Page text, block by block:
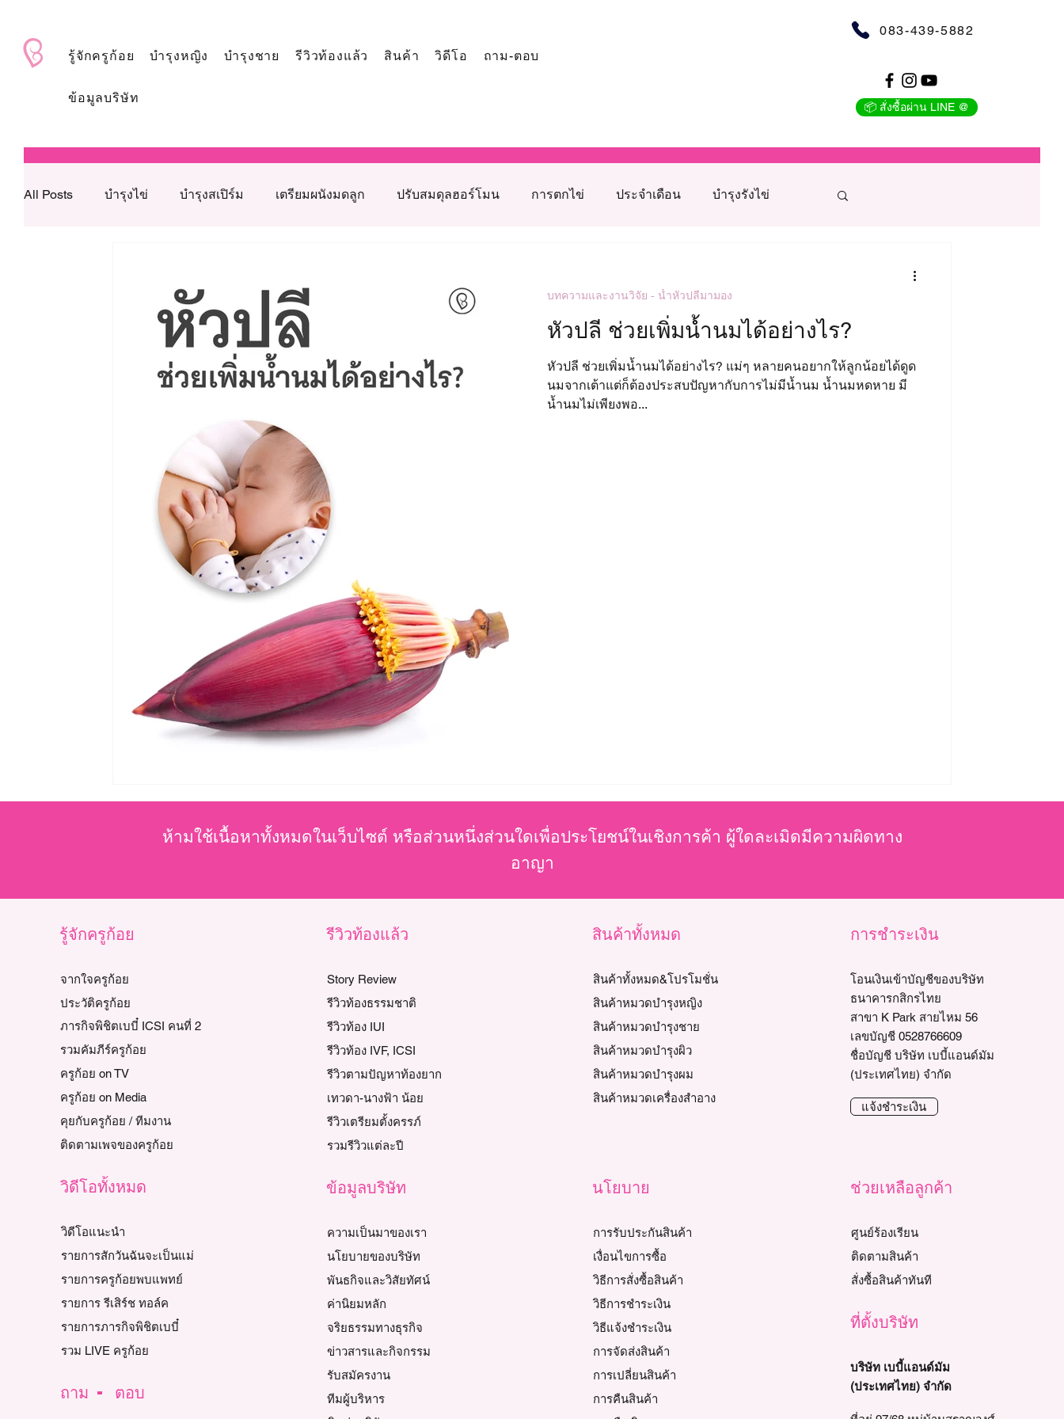
รู้จักครูก้อย บำรุงหญิง บำรุงชาย รีวิวท้องแล้ว สินค้า วิดีโอ ถาม-ตอบ
ข้อมูลบริษัท
083-439-5882
📦 สั่งซื้อผ่าน LINE @
All Posts บำรุงไข่ บำรุงสเปิร์ม เตรียมผนังมดลูก ปรับสมดุลฮอร์โมน การตกไข่ ประจำเดือน บำรุงรังไข่
วิตามินบำรุงเตรียมตั้งครรภ์ สาเหตุมีบุตรยากจากฝ่ายหญิง สาเหตุมีบุตรยากจากฝ่ายชาย บำรุงคนท้อง
บทความและงานวิจัย - OvaAll บทความและงานวิจัย - Ferty บทความและงานวิจัย - Ferta
บทความและงานวิจัย - น้ำมะกรูด SHOT งานวิจัย - น้ำมะกรูดครูก้อย 70%
บทความและงานวิจัย - Pure Green บทความและงานวิจัย - ดอกคำฝอยออแกนิค
งานวิจัย - ผ้าคอตตอน แฟลนเนล บทความและงานวิจัย - ขิงดำ
งานวิจัย - งาดำออแกนิคคั่วเตาถ่าน บทความและงานวิจัย - good-grain งานวิจัย - เมล็ดฟักทองออแกนิคอบ
หัวปลี ช่วยเพิ่มน้ำนมได้อย่างไร?
หัวปลี ช่วยเพิ่มน้ำนมได้อย่างไร? แม่ๆ หลายคนอยากให้ลูกน้อยได้ดูด
นมจากเต้าแต่ก็ต้องประสบปัญหากับการไม่มีน้ำนม น้ำนมหดหาย มี
น้ำนมไม่เพียงพอ...
บทความและงานวิจัย - น้ำหัวปลีมามอง
ห้ามใช้เนื้อหาทั้งหมดในเว็บไซต์ หรือส่วนหนึ่งส่วนใดเพื่อประโยชน์ในเชิงการค้า ผู้ใดละเมิดมีความผิดทาง
อาญา
รู้จักครูก้อย
จากใจครูก้อย
ประวัติครูก้อย
ภารกิจพิชิตเบบี๋ ICSI คนที่ 2
รวมคัมภีร์ครูก้อย
ครูก้อย on TV
ครูก้อย on Media
คุยกับครูก้อย / ทีมงาน
ติดตามเพจของครูก้อย
วิดีโอทั้งหมด
วิดีโอแนะนำ
รายการสักวันฉันจะเป็นแม่
รายการครูก้อยพบแพทย์
รายการ รีเสิร์ช ทอล์ค
รายการภารกิจพิชิตเบบี๋
รวม LIVE ครูก้อย
ถาม - ตอบ
รีวิวท้องแล้ว
Story Review
รีวิวท้องธรรมชาติ
รีวิวท้อง IUI
รีวิวท้อง IVF, ICSI
รีวิวตามปัญหาท้องยาก
เทวดา-นางฟ้า น้อย
รีวิวเตรียมตั้งครรภ์
รวมรีวิวแต่ละปี
ข้อมูลบริษัท
ความเป็นมาของเรา
นโยบายของบริษัท
พันธกิจและวิสัยทัศน์
ค่านิยมหลัก
จริยธรรมทางธุรกิจ
ข่าวสารและกิจกรรม
รับสมัครงาน
ทีมผู้บริหาร
สินค้าทั้งหมด
สินค้าทั้งหมด&โปรโมชั่น
สินค้าหมวดบำรุงหญิง
สินค้าหมวดบำรุงชาย
สินค้าหมวดบำรุงผิว
สินค้าหมวดบำรุงผม
สินค้าหมวดเครื่องสำอาง
นโยบาย
การรับประกันสินค้า
เงื่อนไขการซื้อ
วิธีการสั่งซื้อสินค้า
วิธีการชำระเงิน
วิธีแจ้งชำระเงิน
การจัดส่งสินค้า
การเปลี่ยนสินค้า
การคืนสินค้า
การชำระเงิน
โอนเงินเข้าบัญชีของบริษัท
ธนาคารกสิกรไทย
สาขา K Park สายไหม 56
เลขบัญชี 0528766609
ชื่อบัญชี บริษัท เบบี้แอนด์มัม
(ประเทศไทย) จำกัด
แจ้งชำระเงิน
ช่วยเหลือลูกค้า
ศูนย์ร้องเรียน
ติดตามสินค้า
สั่งซื้อสินค้าทันที
ที่ตั้งบริษัท
บริษัท เบบี้แอนด์มัม
(ประเทศไทย) จำกัด